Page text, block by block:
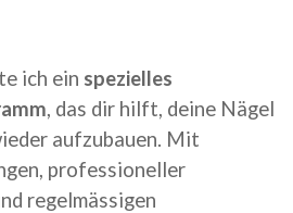
ich ein spezielles
, das dir hilft, deine Nägel
aufzubauen. Mit
professioneller
regelmässigen